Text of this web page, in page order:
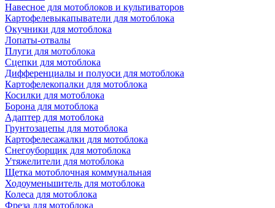
Навесное для мотоблоков и культиваторов
Картофелевыкапыватели для мотоблока
Окучники для мотоблока
Лопаты-отвалы
Плуги для мотоблока
Сцепки для мотоблока
Дифференциалы и полуоси для мотоблока
Картофелекопалки для мотоблока
Косилки для мотоблока
Борона для мотоблока
Адаптер для мотоблока
Грунтозацепы для мотоблока
Картофелесажалки для мотоблока
Снегоуборщик для мотоблока
Утяжелители для мотоблока
Щетка мотоблочная коммунальная
Ходоуменьшитель для мотоблока
Колеса для мотоблока
Фреза для мотоблока